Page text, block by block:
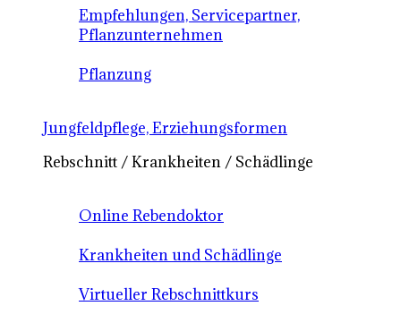
Empfehlungen, Servicepartner,
Pflanzunternehmen
Pflanzung
Jungfeldpflege, Erziehungsformen
Rebschnitt / Krankheiten / Schädlinge
Online Rebendoktor
Krankheiten und Schädlinge
Virtueller Rebschnittkurs